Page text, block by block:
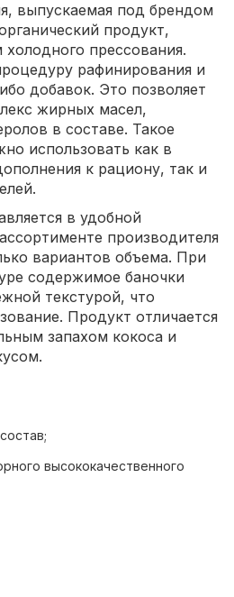
выпускаемая под брендом
продукт,
прессования.
рафинирования и
добавок. Это позволяет
жирных масел,
в составе. Такое
использовать как в
к рациону, так и
в удобной
производителя
вариантов объема. При
содержимое баночки
текстурой, что
Продукт отличается
запахом кокоса и
высококачественного